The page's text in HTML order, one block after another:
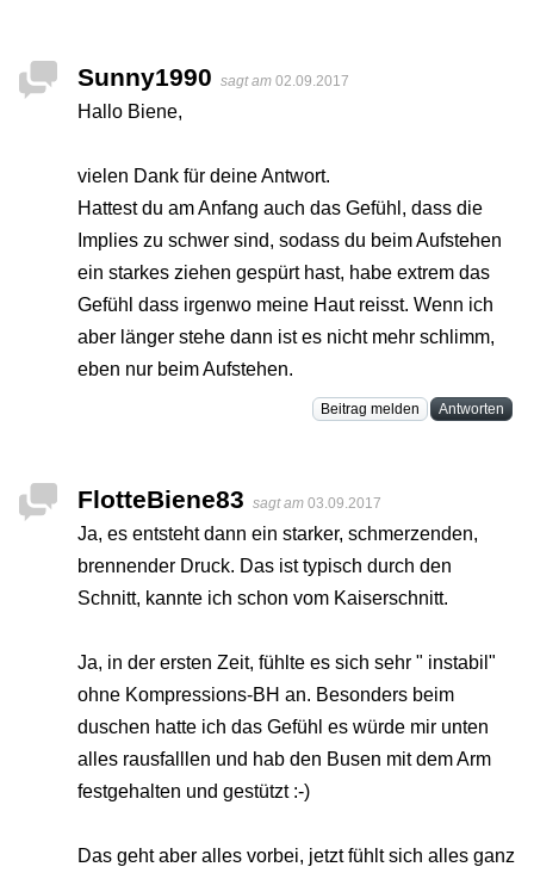
Sunny1990 sagt am 02.09.2017
Hallo Biene,
vielen Dank für deine Antwort.
Hattest du am Anfang auch das Gefühl, dass die
Implies zu schwer sind, sodass du beim Aufstehen
ein starkes ziehen gespürt hast, habe extrem das
Gefühl dass irgenwo meine Haut reisst. Wenn ich
aber länger stehe dann ist es nicht mehr schlimm,
eben nur beim Aufstehen.
Beitrag melden Antworten
FlotteBiene83 sagt am 03.09.2017
Ja, es entsteht dann ein starker, schmerzenden,
brennender Druck. Das ist typisch durch den
Schnitt, kannte ich schon vom Kaiserschnitt.
Ja, in der ersten Zeit, fühlte es sich sehr " instabil"
ohne Kompressions-BH an. Besonders beim
duschen hatte ich das Gefühl es würde mir unten
alles rausfalllen und hab den Busen mit dem Arm
festgehalten und gestützt :-)
Das geht aber alles vorbei, jetzt fühlt sich alles ganz